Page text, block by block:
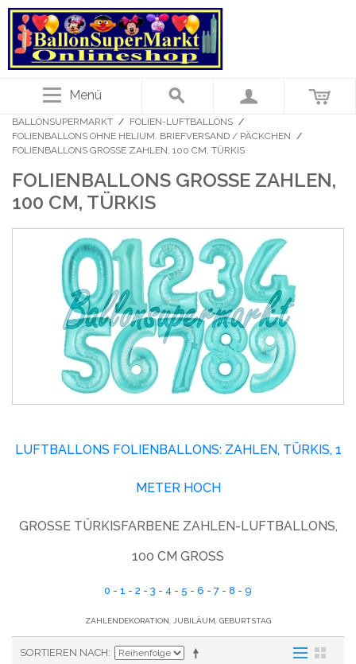
Menü
BALLONSUPERMARKT / FOLIEN-LUFTBALLONS /
FOLIENBALLONS OHNE HELIUM. BRIEFVERSAND / PÄCKCHEN /
FOLIENBALLONS GROSSE ZAHLEN, 100 CM, TÜRKIS
FOLIENBALLONS GROSSE ZAHLEN, 1
00 CM, TÜRKIS
LUFTBALLONS FOLIENBALLONS: ZAHLEN, TÜRKIS, 1
METER HOCH
GROSSE TÜRKISFARBENE ZAHLEN-LUFTBALLONS, 1
00 CM GROSS
0 - 1 - 2 - 3 - 4 - 5 - 6 - 7 - 8 - 9
ZAHLENDEKORATION, JUBILÄUM, GEBURTSTAG
SORTIEREN NACH